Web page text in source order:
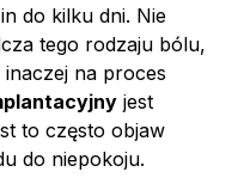
do kilku dni. Nie
tego rodzaju bólu,
inaczej na proces
jest
to często objaw
do niepokoju.